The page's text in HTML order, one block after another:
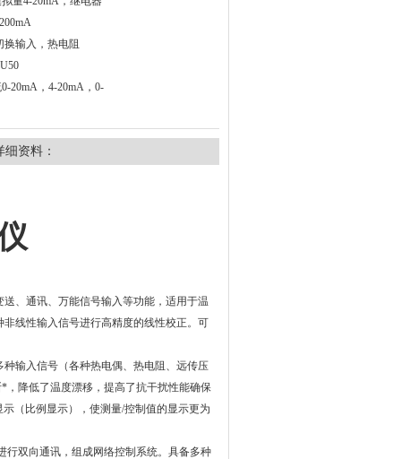
输入，热电阻
20mA，4-20mA，0-
细资料：
、通讯、万能信号输入等功能，适用于温
线性输入信号进行高精度的线性校正。可
输入信号（各种热电偶、热电阻、远传压
，降低了温度漂移，提高了抗干扰性能确保
（比例显示），使测量/控制值的显示更为
行双向通讯，组成网络控制系统。具备多种